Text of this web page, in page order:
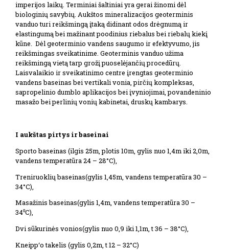
imperijos laikų. Terminiai šaltiniai yra gerai žinomi dėl
biologinių savybių. Aukštos mineralizacijos geoterminis
vanduo turi reikšmingą įtaką didinant odos drėgnumą ir
elastingumą bei mažinant poodinius riebalus bei riebalų kiekį
kūne. Dėl geoterminio vandens saugumo ir efektyvumo, jis
reikšmingas sveikatinime. Geoterminis vanduo užima
reikšmingą vietą tarp grožį puoselėjančių procedūrų.
Laisvalaikio ir sveikatinimo centre įrengtas geoterminio
vandens baseinas bei vertikali vonia, pirčių kompleksas,
sapropelinio dumblo aplikacijos bei įvyniojimai, povandeninio
masažo bei perlinių vonių kabinetai, druskų kambarys.
I aukštas pirtys ir baseinai
Sporto baseinas (ilgis 25m, plotis 10m, gylis nuo 1,4m iki 2,0m,
vandens temperatūra 24 – 28°C),
Treniruoklių baseinas(gylis 1,45m, vandens temperatūra 30 –
34°C),
Masažinis baseinas(gylis 1,4m, vandens temperatūra 30 –
34⁰C),
Dvi sūkurinės vonios(gylis nuo 0,9 iki 1,1m, t 36 – 38°C),
Kneipp‘o takelis (gylis 0,2m, t 12 – 32°C)